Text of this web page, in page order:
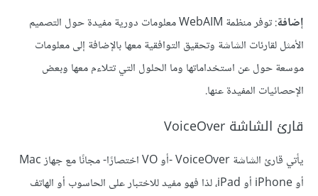
إضافة
: توفر منظمة WebAIM معلومات دورية مفيدة حول التصميم
الأمثل لقارئات الشاشة وتحقيق التوافقية معها بالإضافة إلى معلومات
موسعة حول عن استخداماتها وما الحلول التي تتلاءم معها وبعض
الإحصائيات المفيدة عنها.
قارئ الشاشة VoiceOver
يأتي قارئ الشاشة VoiceOver -أو VO اختصارًا- مجانًا مع جهاز Mac
أو iPhone أو iPad، لذا فهو مفيد للاختبار على الحاسوب أو الهاتف